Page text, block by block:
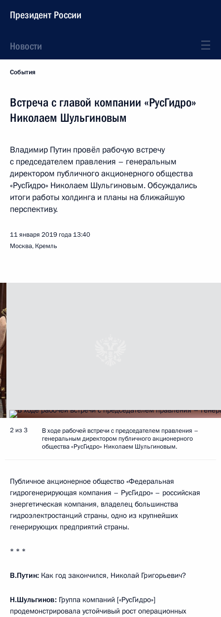
Президент России
Новости
События
Встреча с главой компании «РусГидро»
Николаем Шульгиновым
Владимир Путин провёл рабочую встречу
с председателем правления – генеральным
директором публичного акционерного общества
«РусГидро» Николаем Шульгиновым. Обсуждались
итоги работы холдинга и планы на ближайшую
перспективу.
11 января 2019 года 13:40
Москва, Кремль
2 из 3
В ходе рабочей встречи с председателем правления –
генеральным директором публичного акционерного
общества «РусГидро» Николаем Шульгиновым.
Публичное акционерное общество «Федеральная
гидрогенерирующая компания – РусГидро» – российская
энергетическая компания, владелец большинства
гидроэлектростанций страны, одно из крупнейших
генерирующих предприятий страны.
* * *
В.Путин: Как год закончился, Николай Григорьевич?
Н.Шульгинов: Группа компаний [«РусГидро»]
продемонстрировала устойчивый рост операционных